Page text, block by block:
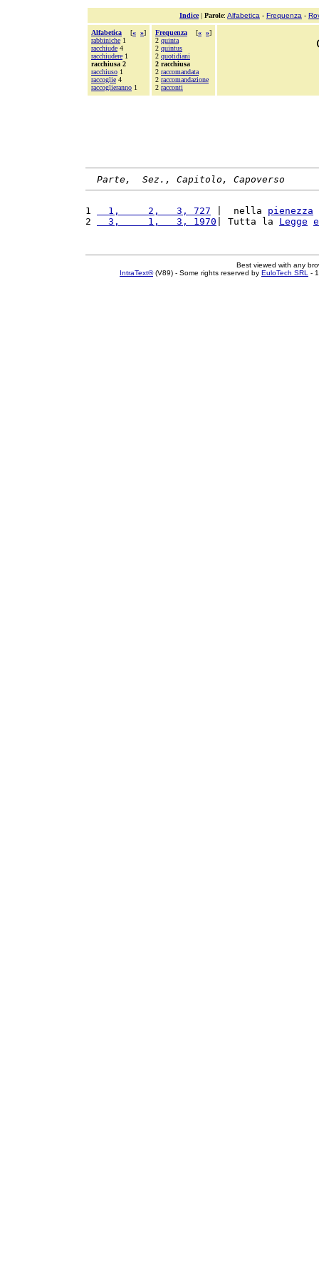
Indice| Parole: Alfabetica - Frequenza -
Alfabetica [« »]
rabbiniche 1
racchiude 4
racchiudere 1
racchiusa 2
racchiuso 1
raccoglie 4
raccoglieranno 1
Frequenza [« »]
2 quinta
2 quintus
2 quotidiani
2 racchiusa
2 raccomandata
2 raccomandazione
2 racconti
Parte,  Sez., Capitolo, Capoverso
1
  1,     2,   3, 727
|  nella pienezza
2
  3,     1,   3, 1970
| Tutta la Legge
Best viewed with any
IntraText®(V89) - Some rights reserved by EuloTech SRL -